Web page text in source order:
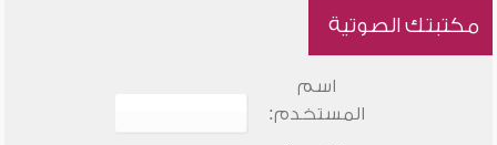
مكتبتك الصوتية
اسم
المستخدم: